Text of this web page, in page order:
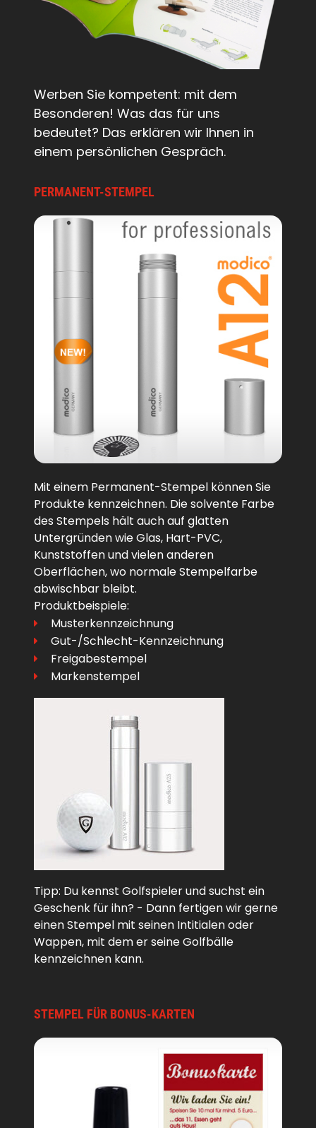
Werben Sie kompetent: mit dem
Besonderen! Was das für uns
bedeutet? Das erklären wir Ihnen in
einem persönlichen Gespräch.
PERMANENT-STEMPEL
Mit einem Permanent-Stempel können Sie
Produkte kennzeichnen. Die solvente Farbe
des Stempels hält auch auf glatten
Untergründen wie Glas, Hart-PVC,
Kunststoffen und vielen anderen
Oberflächen, wo normale Stempelfarbe
abwischbar bleibt.
Produktbeispiele:
Musterkennzeichnung
Gut-/Schlecht-Kennzeichnung
Freigabestempel
Markenstempel
Tipp: Du kennst Golfspieler und suchst ein
Geschenk für ihn? - Dann fertigen wir gerne
einen Stempel mit seinen Intitialen oder
Wappen, mit dem er seine Golfbälle
kennzeichnen kann.
STEMPEL FÜR BONUS-KARTEN